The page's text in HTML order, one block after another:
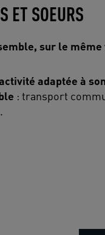
ET SOEURS
sur le
adaptée à
: transport